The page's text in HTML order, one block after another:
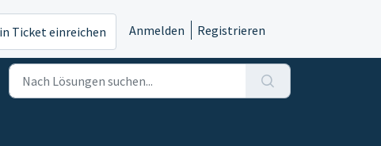
Ticket einreichen Anmelden Registrieren